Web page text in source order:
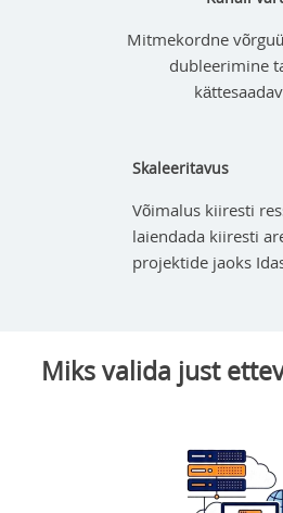
Mitmekordne
dubleerimine
Skaleeritavus
Võimalus kiiresti
laiendada kiiresti
projektide jaoks
Miks valida just